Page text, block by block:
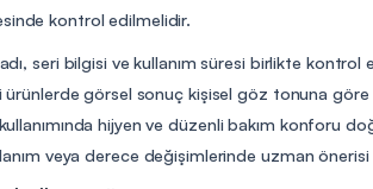
kontrol edilmelidir.
seri bilgisi ve kullanım süresi birlikte kontrol
ürünlerde görsel sonuç kişisel göz tonuna göre
hijyen ve düzenli bakım konforu
veya derece değişimlerinde uzman önerisi